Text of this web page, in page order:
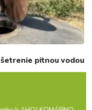
pitnou vodou